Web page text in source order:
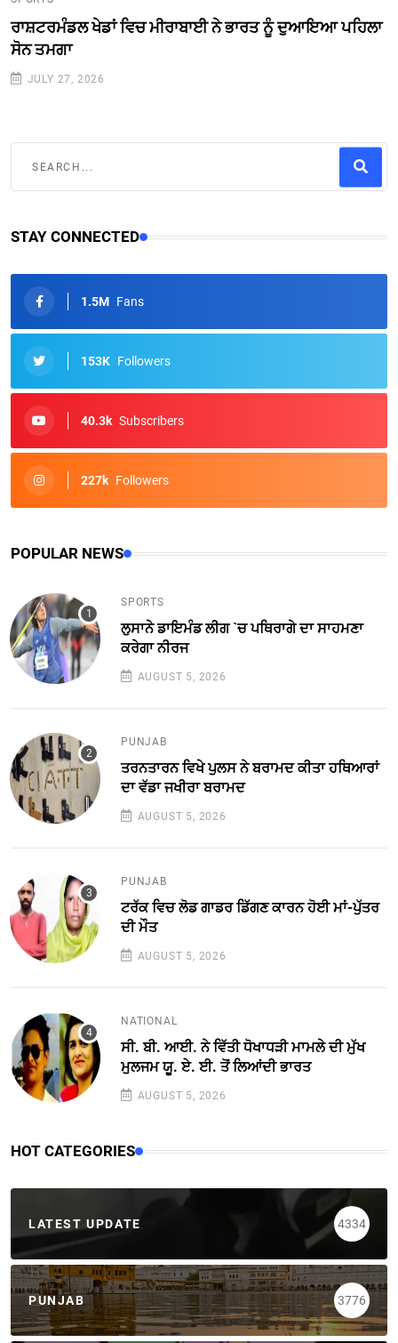
ਰਾਸ਼ਟਰਮੰਡਲ ਖੇਡਾਂ ਵਿਚ ਮੀਰਾਬਾਈ ਨੇ ਭਾਰਤ ਨੂੰ ਦੁਆਇਆ ਪਹਿਲਾ
ਸੋਨ ਤਮਗਾ
JULY 27, 2026
STAY CONNECTED
1.5M Fans
153K Followers
40.3k Subscribers
227k Followers
POPULAR NEWS
SPORTS
ਲੁਸਾਨੇ ਡਾਇਮੰਡ ਲੀਗ `ਚ ਪਥਿਰਾਗੇ ਦਾ ਸਾਹਮਣਾ
ਕਰੇਗਾ ਨੀਰਜ
AUGUST 5, 2026
PUNJAB
ਤਰਨਤਾਰਨ ਵਿਖੇ ਪੁਲਸ ਨੇ ਬਰਾਮਦ ਕੀਤਾ ਹਥਿਆਰਾਂ
ਦਾ ਵੱਡਾ ਜਖੀਰਾ ਬਰਾਮਦ
AUGUST 5, 2026
PUNJAB
ਟਰੱਕ ਵਿਚ ਲੋਡ ਗਾਡਰ ਡਿੱਗਣ ਕਾਰਨ ਹੋਈ ਮਾਂ-ਪੁੱਤਰ
ਦੀ ਮੌਤ
AUGUST 5, 2026
NATIONAL
ਸੀ. ਬੀ. ਆਈ. ਨੇ ਵਿੱਤੀ ਧੋਖਾਧੜੀ ਮਾਮਲੇ ਦੀ ਮੁੱਖ
ਮੁਲਜਮ ਯੂ. ਏ. ਈ. ਤੋਂ ਲਿਆਂਦੀ ਭਾਰਤ
AUGUST 5, 2026
HOT CATEGORIES
LATEST UPDATE 4334
PUNJAB 3776